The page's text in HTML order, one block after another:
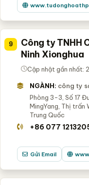
9
Công ty TNHH
Ninh Xionghua
Cập nhật gần nhất:
NGÀNH: công ty
Phòng 3-3, Số 17
MingYang, Thị trấn
Trung Quốc
+86 077
Gửi Email